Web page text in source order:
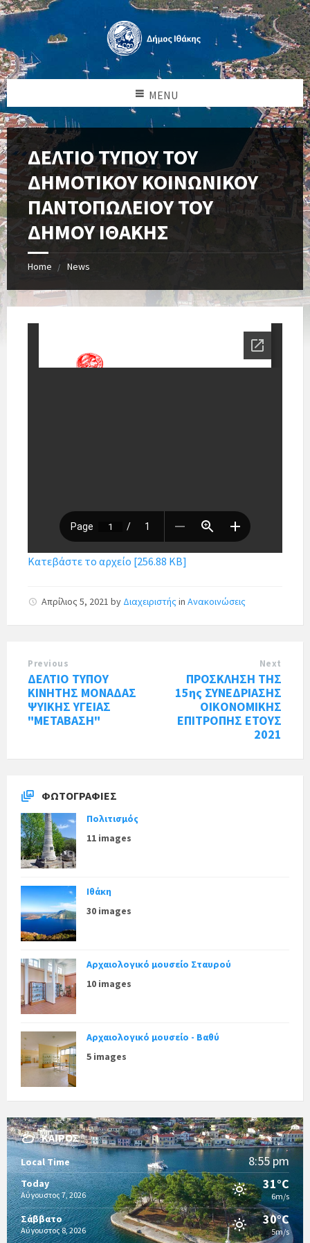
MENU
ΔΕΛΤΙΟ ΤΥΠΟΥ ΤΟΥ
ΔΗΜΟΤΙΚΟΥ ΚΟΙΝΩΝΙΚΟΥ
ΠΑΝΤΟΠΩΛΕΙΟΥ ΤΟΥ
ΔΗΜΟΥ ΙΘΑΚΗΣ
Home News
Κατεβάστε το αρχείο [256.88 KB]
Απρίλιος 5, 2021 by Διαχειριστής in Ανακοινώσεις
Previous
ΔΕΛΤΙΟ ΤΥΠΟΥ
ΚΙΝΗΤΗΣ ΜΟΝΑΔΑΣ
ΨΥΙΚΗΣ ΥΓΕΙΑΣ
"ΜΕΤΑΒΑΣΗ"
Next
ΠΡΟΣΚΛΗΣΗ ΤΗΣ
15ης ΣΥΝΕΔΡΙΑΣΗΣ
ΟΙΚΟΝΟΜΙΚΗΣ
ΕΠΙΤΡΟΠΗΣ ΕΤΟΥΣ
2021
ΦΩΤΟΓΡΑΦΊΕΣ
Πολιτισμός
11 images
Ιθάκη
30 images
Αρχαιολογικό μουσείο Σταυρού
10 images
Αρχαιολογικό μουσείο - Βαθύ
5 images
ΚΑΙΡΌΣ
Local Time 8:55 pm
Today
Αύγουστος 7, 2026
31°C
6m/s
Σάββατο
Αύγουστος 8, 2026
30°C
5m/s